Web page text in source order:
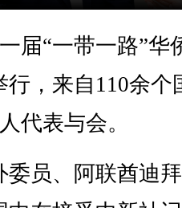
“一带一路”华
，来自110余个
代表与会。
员、阿联酋迪拜